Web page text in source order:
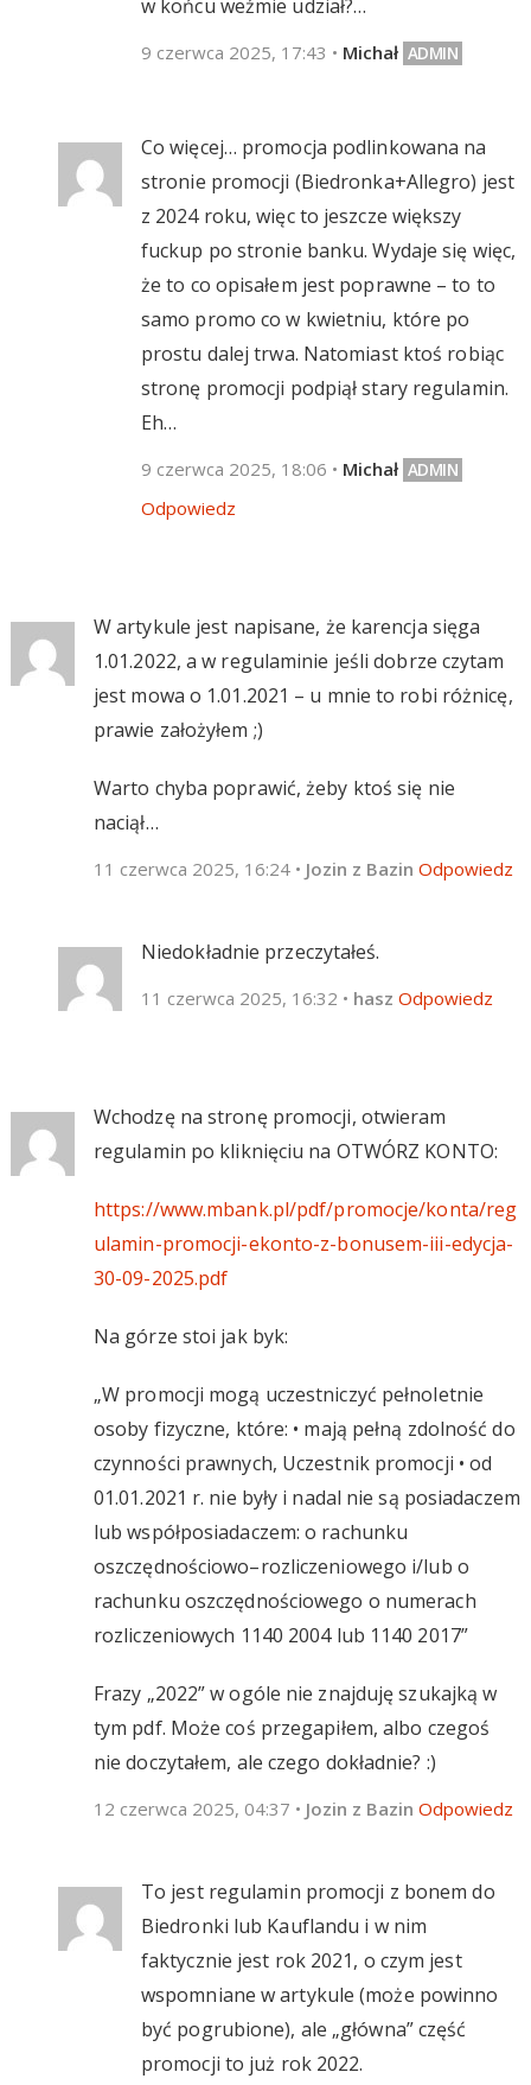
w końcu weźmie udział?…
9 czerwca 2025, 17:43 • Michał
Co więcej… promocja podlinkowana na
stronie promocji (Biedronka+Allegro) jest
z 2024 roku, więc to jeszcze większy
fuckup po stronie banku. Wydaje się więc,
że to co opisałem jest poprawne – to to
samo promo co w kwietniu, które po
prostu dalej trwa. Natomiast ktoś robiąc
stronę promocji podpiął stary regulamin.
Eh…
9 czerwca 2025, 18:06 • Michał
Odpowiedz
W artykule jest napisane, że karencja sięga
1.01.2022, a w regulaminie jeśli dobrze czytam
jest mowa o 1.01.2021 – u mnie to robi różnicę,
prawie założyłem ;)
Warto chyba poprawić, żeby ktoś się nie
naciął…
11 czerwca 2025, 16:24 • Jozin z Bazin Odpowiedz
Niedokładnie przeczytałeś.
11 czerwca 2025, 16:32 • hasz Odpowiedz
Wchodzę na stronę promocji, otwieram
regulamin po kliknięciu na OTWÓRZ KONTO:
https://www.mbank.pl/pdf/promocje/konta/reg
ulamin-promocji-ekonto-z-bonusem-iii-edycja-
30-09-2025.pdf
Na górze stoi jak byk:
„W promocji mogą uczestniczyć pełnoletnie
osoby fizyczne, które: • mają pełną zdolność do
czynności prawnych, Uczestnik promocji • od
01.01.2021 r. nie były i nadal nie są posiadaczem
lub współposiadaczem: o rachunku
oszczędnościowo–rozliczeniowego i/lub o
rachunku oszczędnościowego o numerach
rozliczeniowych 1140 2004 lub 1140 2017”
Frazy „2022” w ogóle nie znajduję szukajką w
tym pdf. Może coś przegapiłem, albo czegoś
nie doczytałem, ale czego dokładnie? :)
12 czerwca 2025, 04:37 • Jozin z Bazin Odpowiedz
To jest regulamin promocji z bonem do
Biedronki lub Kauflandu i w nim
faktycznie jest rok 2021, o czym jest
wspomniane w artykule (może powinno
być pogrubione), ale „główna” część
promocji to już rok 2022.